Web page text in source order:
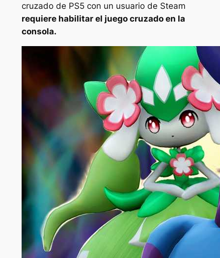
cruzado de PS5 con un usuario de Steam
requiere habilitar el juego cruzado en la
consola.